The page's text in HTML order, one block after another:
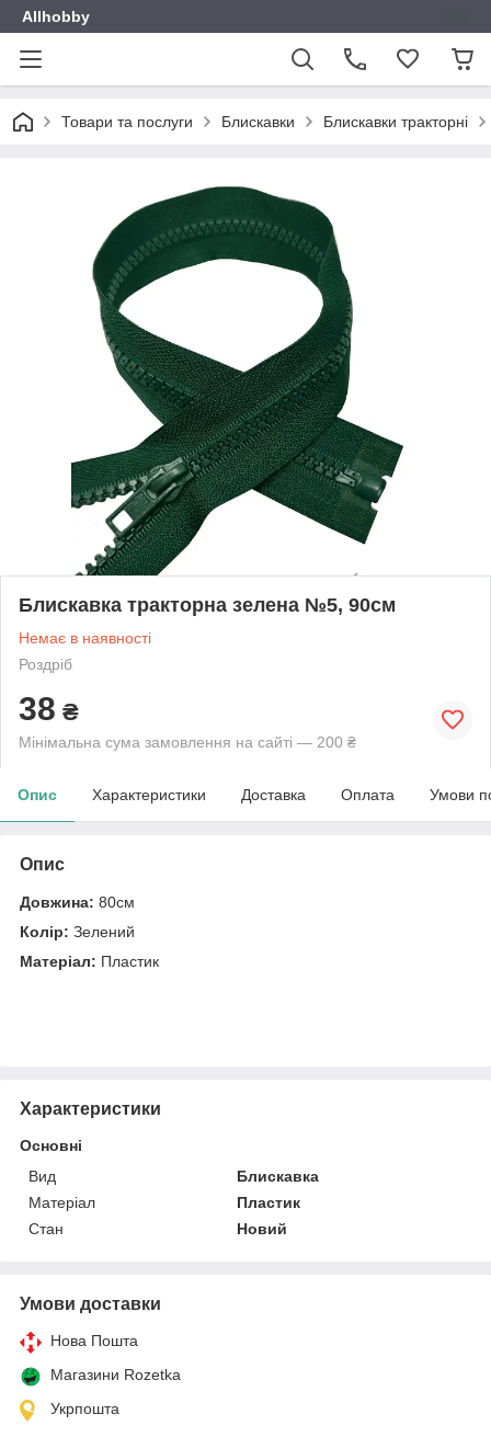
Allhobby
Товари та послуги Блискавки Блискавки тракторні
Блискавка тракторна зелена №5, 90см
Немає в наявності
Роздріб
38 ₴
Мінімальна сума замовлення на сайті — 200 ₴
Опис Характеристики Доставка Оплата Умови
Опис
Довжина: 80см
Колір: Зелений
Матеріал: Пластик
Характеристики
Основні
Вид
Блискавка
Матеріал
Пластик
Стан
Новий
Умови доставки
Нова Пошта
Магазини Rozetka
Укрпошта